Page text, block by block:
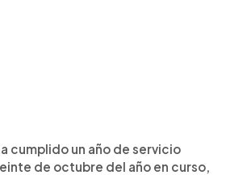
cumplido un año de servicio
de octubre del año en curso,